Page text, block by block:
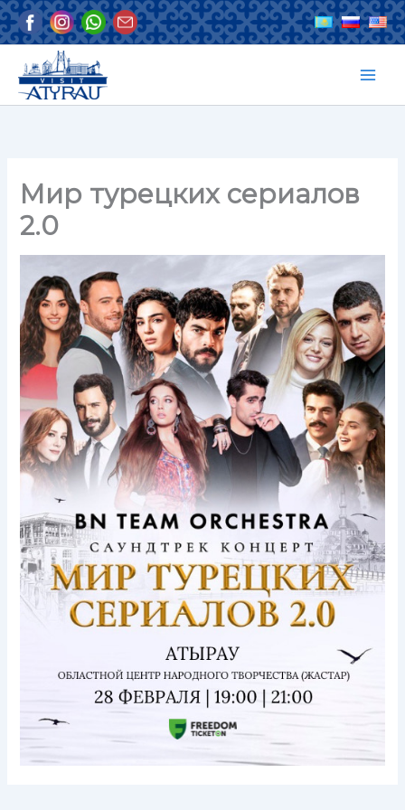
Перейти
к
содержимому
Мир турецких сериалов
2.0